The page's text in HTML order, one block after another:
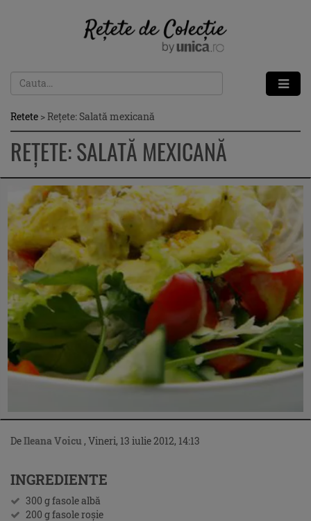
Retete >Reţete: Salată mexicană
REŢETE: SALATĂ MEXICANĂ
DeIleana Voicu , Vineri, 13 iulie 2012, 14:13
INGREDIENTE
300 g fasole albă
200 g fasole roşie